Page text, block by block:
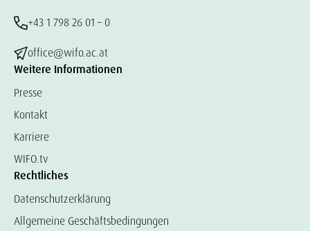
+43 1 798 26 01 – 0
office@wifo.ac.at
Weitere Informationen
Presse
Kontakt
Karriere
WIFO.tv
Rechtliches
Datenschutzerklärung
Allgemeine Geschäftsbedingungen